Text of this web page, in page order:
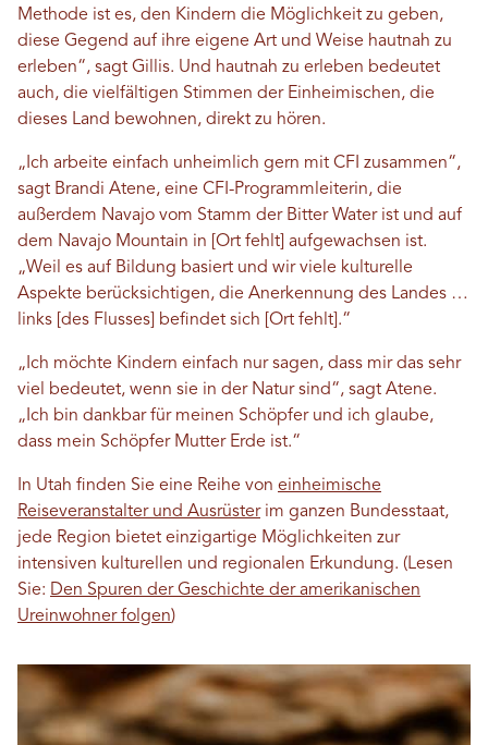
Methode ist es, den Kindern die Möglichkeit zu geben,
diese Gegend auf ihre eigene Art und Weise hautnah zu
erleben“, sagt Gillis. Und hautnah zu erleben bedeutet
auch, die vielfältigen Stimmen der Einheimischen, die
dieses Land bewohnen, direkt zu hören.
„Ich arbeite einfach unheimlich gern mit CFI zusammen“,
sagt Brandi Atene, eine CFI-Programmleiterin, die
außerdem Navajo vom Stamm der Bitter Water ist und auf
dem Navajo Mountain in [Ort fehlt] aufgewachsen ist.
„Weil es auf Bildung basiert und wir viele kulturelle
Aspekte berücksichtigen, die Anerkennung des Landes …
links [des Flusses] befindet sich [Ort fehlt].“
„Ich möchte Kindern einfach nur sagen, dass mir das sehr
viel bedeutet, wenn sie in der Natur sind“, sagt Atene.
„Ich bin dankbar für meinen Schöpfer und ich glaube,
dass mein Schöpfer Mutter Erde ist.“
In Utah finden Sie eine Reihe von einheimische
Reiseveranstalter und Ausrüsterim ganzen Bundesstaat,
jede Region bietet einzigartige Möglichkeiten zur
intensiven kulturellen und regionalen Erkundung. (Lesen
Sie: Den Spuren der Geschichte der amerikanischen
Ureinwohner folgen)